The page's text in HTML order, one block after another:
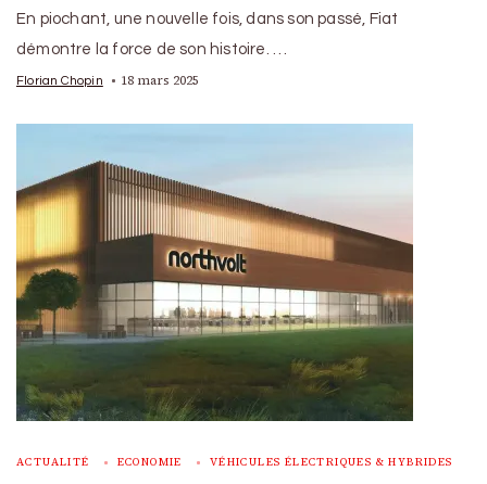
En piochant, une nouvelle fois, dans son passé, Fiat
démontre la force de son histoire. …
Florian Chopin 18 mars 2025
ACTUALITÉ ECONOMIE VÉHICULES ÉLECTRIQUES & HYBRIDES